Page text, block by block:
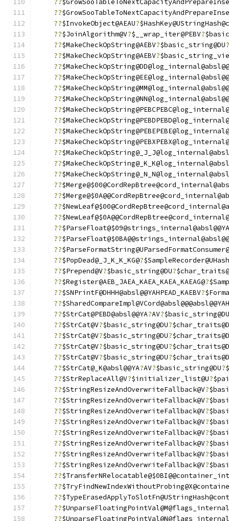
??
??
??$InvokeObject@AEAU?
??$JoinAlgorithm@V?$__wrap_iter@PEBV?
??$MakeCheckOpString@AEBV?$basic_string@DU?
??$MakeCheckOpString@AEBV?
??
??
??
??
??
??
??
??
??
??
??
??
??
??
??
??$ParseFloat@$09@strings_internal@absl@@YA
??
??
??$PopDead@_J_K_K_KG@?
??$Prepend@V?$basic_string@DU?
??$Register@AEB_JAEA_KAEA_KAEA_KAEAG@?
??$SNPrintF@DHHH@absl@@YAHPEAD_KAEBV?
??
??$StrCat@PEBD@absl@@YA?AV?$basic_string@DU
??$StrCat@V?$basic_string@DU?
??$StrCat@V?$basic_string@DU?
??$StrCat@V?$basic_string@DU?
??$StrCat@V?$basic_string@DU?
??$StrCat@_K@absl@@YA?AV?$basic_string@DU?
??$StrReplaceAll@V?$initializer_list@U?
??$StringResizeAndOverwriteFallback@V?
??$StringResizeAndOverwriteFallback@V?
??$StringResizeAndOverwriteFallback@V?
??$StringResizeAndOverwriteFallback@V?
??$StringResizeAndOverwriteFallback@V?
??$StringResizeAndOverwriteFallback@V?
??$StringResizeAndOverwriteFallback@V?
??$StringResizeAndOverwriteFallback@V?
??
??
??
??
??